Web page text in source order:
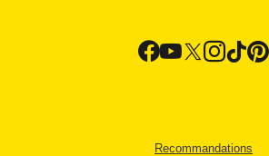
Recommandations